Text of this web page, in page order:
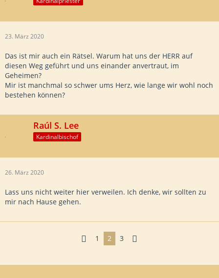
23. März 2020
Das ist mir auch ein Rätsel. Warum hat uns der HERR auf
diesen Weg geführt und uns einander anvertraut, im
Geheimen?
Mir ist manchmal so schwer ums Herz, wie lange wir wohl noch
bestehen können?
Raúl S. Lee
Kardinalbischof
26. März 2020
Lass uns nicht weiter hier verweilen. Ich denke, wir sollten zu
mir nach Hause gehen.
1 2 3